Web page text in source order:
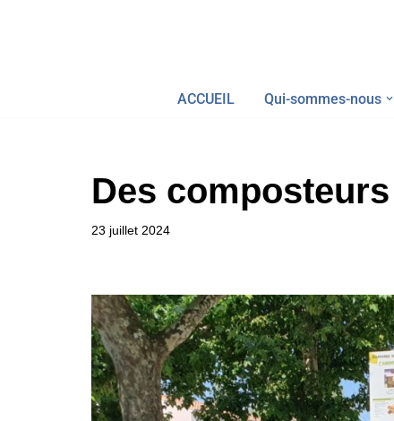
ACCUEIL Qui-sommes-nous
Des
23 juillet 2024